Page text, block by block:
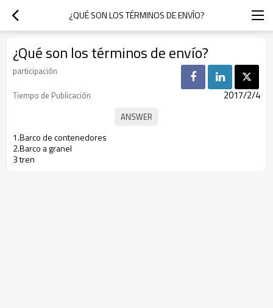
¿QUÉ SON LOS TÉRMINOS DE ENVÍO?
¿Qué son los términos de envío?
participación
Tiempo de Publicación
2017/2/4
1.Barco de contenedores
2.Barco a granel
3 tren